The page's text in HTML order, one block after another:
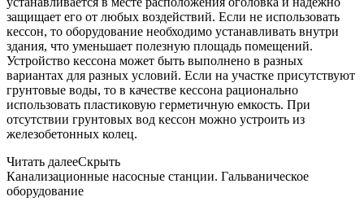
защищает его от любых воздействий. Если не использовать
кессон, то оборудование необходимо устанавливать внутри
здания, что уменьшает полезную площадь помещений.
Устройство кессона может быть выполнено в разных
вариантах для разных условий. Если на участке присутствуют
грунтовые воды, то в качестве кессона рационально
использовать пластиковую герметичную емкость. При
отсутствии грунтовых вод кессон можно устроить из
железобетонных колец.
Читать далееСкрыть
Канализационные насосные станции. Гальваническое
оборудование